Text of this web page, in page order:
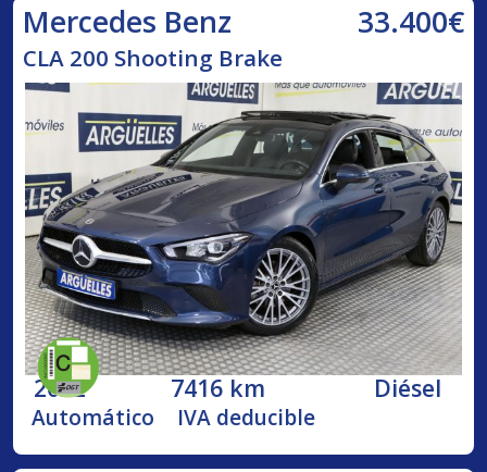
Mercedes Benz 33.400€
CLA 200 Shooting Brake
2022 7416 km Diésel
Automático IVA deducible